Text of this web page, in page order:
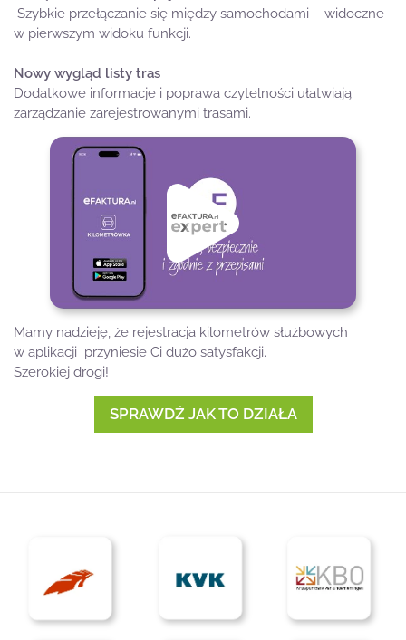
Szybkie przełączanie się między samochodami – widoczne
w pierwszym widoku funkcji.
Nowy wygląd listy tras
Dodatkowe informacje i poprawa czytelności ułatwiają
zarządzanie zarejestrowanymi trasami.
Play
Mamy nadzieję, że rejestracja kilometrów służbowych
w aplikacji przyniesie Ci dużo satysfakcji.
Szerokiej drogi!
SPRAWDŹ JAK TO DZIAŁA